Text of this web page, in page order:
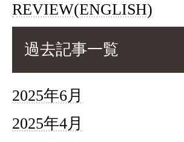
REVIEW(ENGLISH)
過去記事一覧
2025年6月
2025年4月